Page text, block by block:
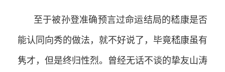
至于被孙登准确预言过命运结局的嵇康是否
能认同向秀的做法，就不好说了，毕竟嵇康虽有
隽才，但是终归性烈。曾经无话不谈的挚友山涛